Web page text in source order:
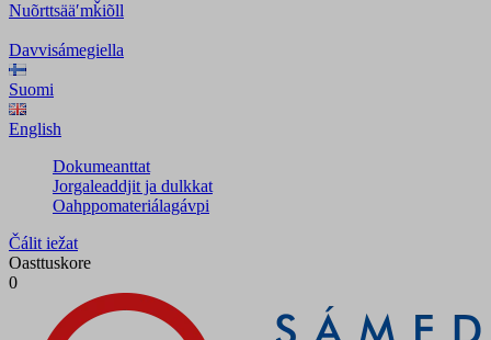
Nuõrttsääʹmǩiõll
Davvisámegiella
Suomi
English
Dokumeanttat
Jorgaleaddjit ja dulkkat
Oahppomateriálagávpi
Čálit iežat
Oasttuskore
0